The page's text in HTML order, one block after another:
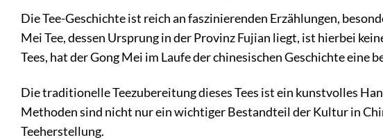
Die Tee-Geschichte ist reich an faszinierenden Erzählungen,
Mei Tee, dessen Ursprung in der Provinz Fujian liegt, ist hierbei
Tees, hat der Gong Mei im Laufe der chinesischen Geschichte eine
Die traditionelle Teezubereitung dieses Tees ist ein kunstvolles
Methoden sind nicht nur ein wichtiger Bestandteil der Kultur in
Teeherstellung.